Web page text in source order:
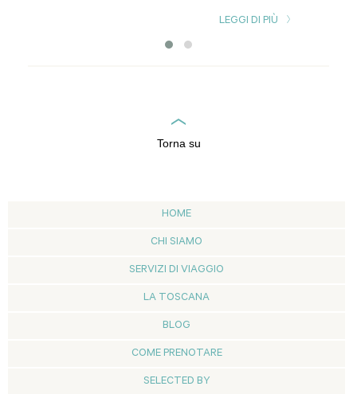
LEGGI DI PIÙ
Torna su
HOME
CHI SIAMO
SERVIZI DI VIAGGIO
LA TOSCANA
BLOG
COME PRENOTARE
SELECTED BY